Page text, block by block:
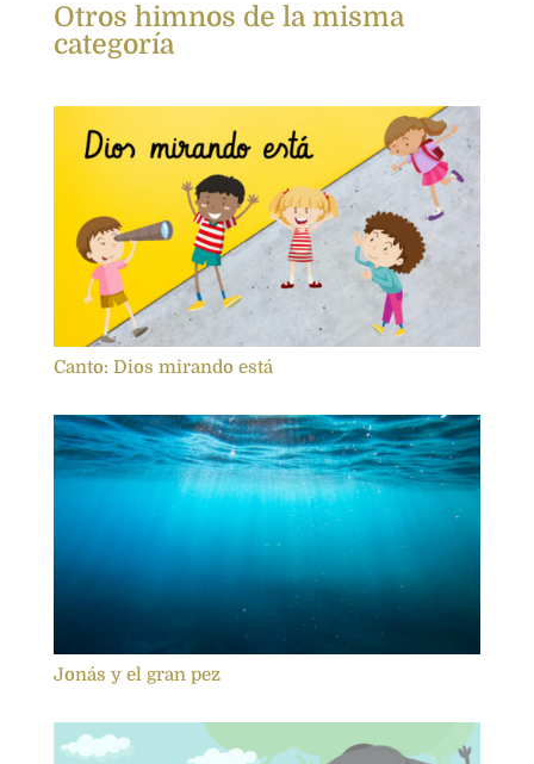
Otros himnos de la misma
categoría
Canto: Dios mirando está
Jonás y el gran pez